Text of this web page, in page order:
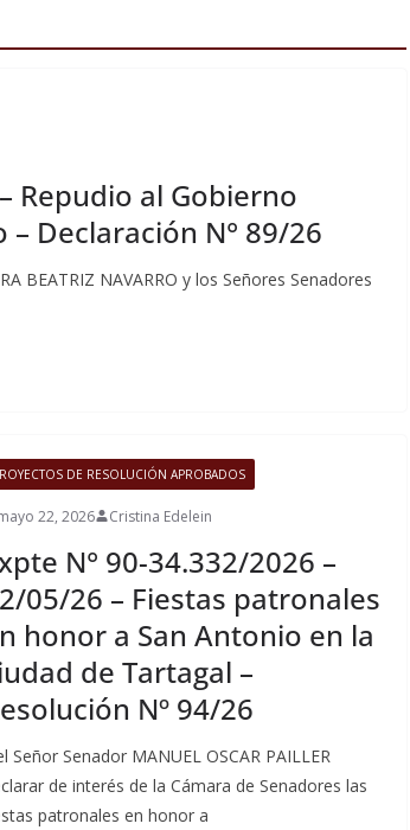
Repudio al Gobierno
Declaración N° 89/26
BEATRIZ NAVARRO y los Señores Senadores
DE RESOLUCIÓN APROBADOS
22, 2026 Cristina Edelein
N° 90-34.332/2026 –
05/26 – Fiestas patronales
honor a San Antonio en la
de Tartagal –
Nº 94/26
Señor Senador MANUEL OSCAR PAILLER
de interés de la Cámara de Senadores las
patronales en honor a